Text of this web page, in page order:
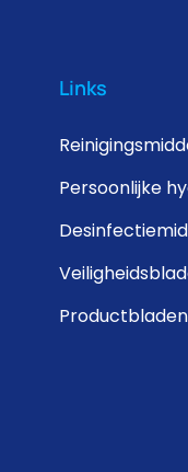
Links
Persoonlijke
Productbladen